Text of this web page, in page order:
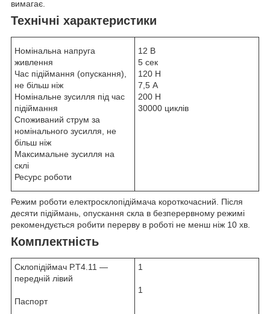
вимагає.
Технічні характеристики
Номінальна напруга
живлення
Час підіймання (опускання),
не більш ніж
Номінальне зусилля під час
підіймання
Споживаний струм за
номінального зусилля, не
більш ніж
Максимальне зусилля на
склі
Ресурс роботи
12 В
5 сек
120 Н
7,5 А
200 Н
30000 циклів
Режим роботи електросклопідіймача короткочасний. Після
десяти підіймань, опускання скла в безперервному режимі
рекомендується робити перерву в роботі не менш ніж 10 хв.
Комплектність
Склопідіймач Р.T4.11 —
передній лівий
Паспорт
1
1